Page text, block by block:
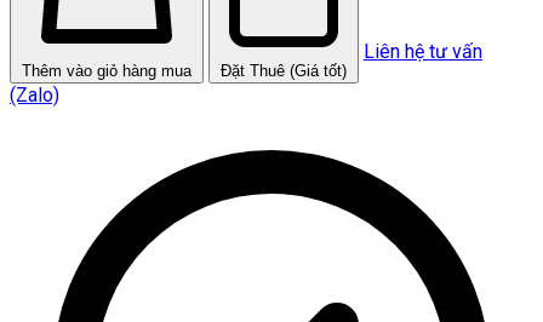
Thêm vào giỏ hàng mua Đặt Thuê (Giá tốt)
Liên hệ tư vấn
(Zalo)